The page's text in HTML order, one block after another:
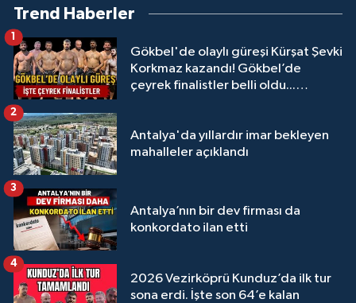
Trend Haberler
Gökbel'de olaylı güreşi Kürşat Şevki
Korkmaz kazandı! Gökbel’de
çeyrek finalistler belli oldu...
1
Antalya'da yıllardır imar bekleyen
mahalleler açıklandı
2
Antalya’nın bir dev firması da
konkordato ilan etti
3
2026 Vezirköprü Kunduz’da ilk tur
sona erdi. İşte son 64’e kalan
4